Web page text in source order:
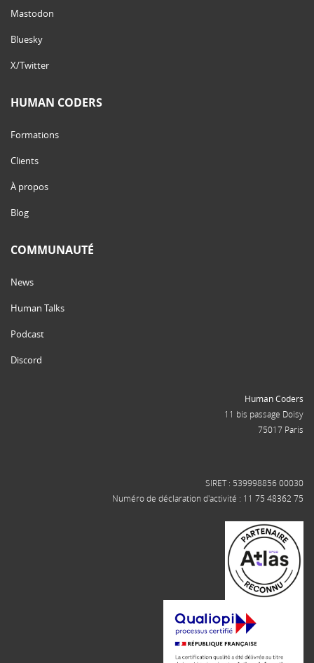
Mastodon
Bluesky
X/Twitter
HUMAN CODERS
Formations
Clients
À propos
Blog
COMMUNAUTÉ
News
Human Talks
Podcast
Discord
Human Coders
11 bis passage Doisy
75017 Paris
SIRET : 539998856 00030
Numéro de déclaration d'activité : 11 75 48362 75